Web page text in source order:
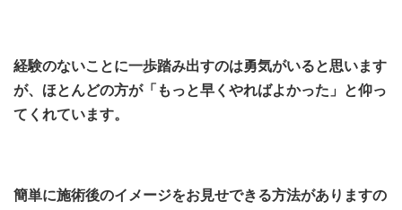
経験のないことに一歩踏み出すのは勇気がいると思います
が、ほとんどの方が「もっと早くやればよかった」と仰っ
てくれています。
簡単に施術後のイメージをお見せできる方法がありますの